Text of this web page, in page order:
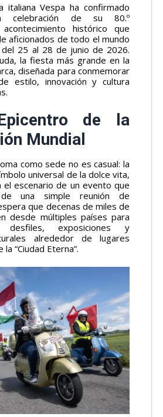
italiana Vespa ha confirmado
celebración de su 80.º
histórico que
aficionados de todo el mundo
25 al 28 de junio de 2026.
la fiesta más grande en la
diseñada para conmemorar
estilo, innovación y cultura
de la
Mundial
como sede no es casual: la
universal de la dolce vita,
escenario de un evento que
una simple reunión de
que decenas de miles de
desde múltiples países para
exposiciones y
alrededor de lugares
“Ciudad Eterna”.